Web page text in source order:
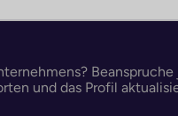
und das Profil